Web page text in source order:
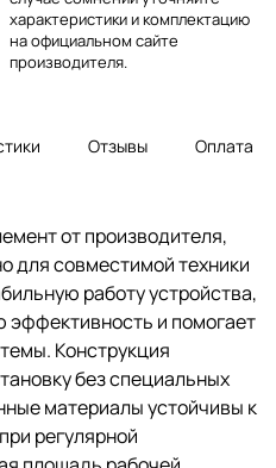
характеристики и комплектацию
на официальном сайте
производителя.
Отзывы Оплата
от производителя,
для совместимой техники
работу устройства,
и помогает
Конструкция
без специальных
материалы устойчивы к
регулярной